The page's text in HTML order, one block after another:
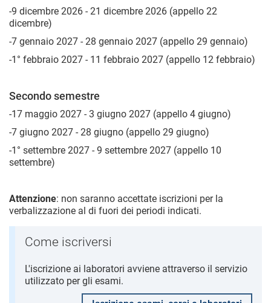
-9 dicembre 2026 - 21 dicembre 2026 (appello 22
dicembre)
-7 gennaio 2027 - 28 gennaio 2027 (appello 29 gennaio)
-1° febbraio 2027 - 11 febbraio 2027 (appello 12 febbraio)
Secondo semestre
-17 maggio 2027 - 3 giugno 2027 (appello 4 giugno)
-7 giugno 2027 - 28 giugno (appello 29 giugno)
-1° settembre 2027 - 9 settembre 2027 (appello 10
settembre)
Attenzione: non saranno accettate iscrizioni per la
verbalizzazione al di fuori dei periodi indicati.
Come iscriversi
L'iscrizione ai laboratori avviene attraverso il servizio
utilizzato per gli esami.